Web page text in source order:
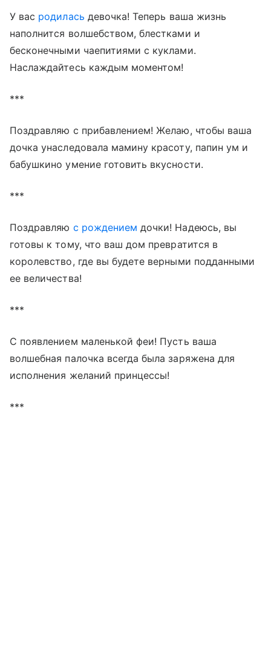
У вас родилась девочка! Теперь ваша жизнь
наполнится волшебством, блестками и
бесконечными чаепитиями с куклами.
Наслаждайтесь каждым моментом!
***
Поздравляю с прибавлением! Желаю, чтобы ваша
дочка унаследовала мамину красоту, папин ум и
бабушкино умение готовить вкусности.
***
Поздравляю с рождением дочки! Надеюсь, вы
готовы к тому, что ваш дом превратится в
королевство, где вы будете верными подданными
ее величества!
***
С появлением маленькой феи! Пусть ваша
волшебная палочка всегда была заряжена для
исполнения желаний принцессы!
***